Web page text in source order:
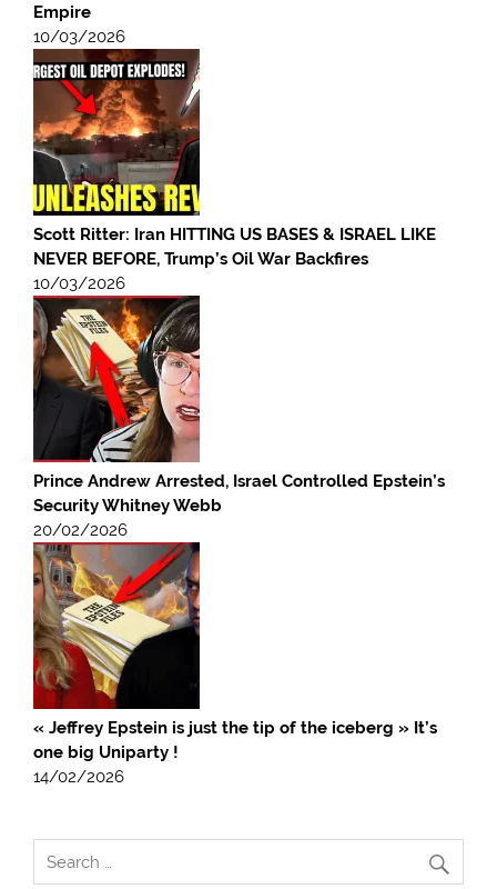
Empire
10/03/2026
Scott Ritter: Iran HITTING US BASES & ISRAEL LIKE
NEVER BEFORE, Trump’s Oil War Backfires
10/03/2026
Prince Andrew Arrested, Israel Controlled Epstein’s
Security Whitney Webb
20/02/2026
« Jeffrey Epstein is just the tip of the iceberg » It’s
one big Uniparty !
14/02/2026